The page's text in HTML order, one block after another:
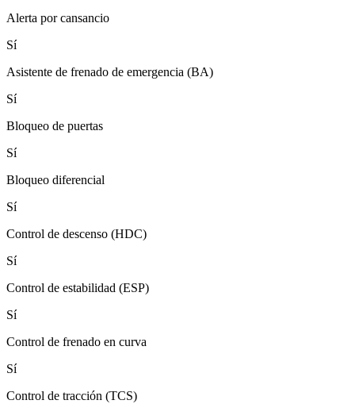
Alerta por cansancio
Sí
Asistente de frenado de emergencia (BA)
Sí
Bloqueo de puertas
Sí
Bloqueo diferencial
Sí
Control de descenso (HDC)
Sí
Control de estabilidad (ESP)
Sí
Control de frenado en curva
Sí
Control de tracción (TCS)